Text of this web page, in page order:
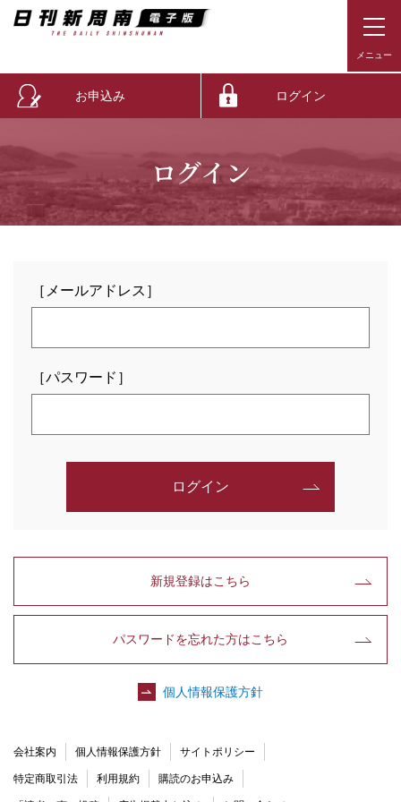
お申込み ログイン
ログイン
［メールアドレス］
［パスワード］
ログイン
新規登録はこちら
パスワードを忘れた方はこちら
個人情報保護方針
会社案内 個人情報保護方針 サイトポリシー
特定商取引法 利用規約 購読のお申込み